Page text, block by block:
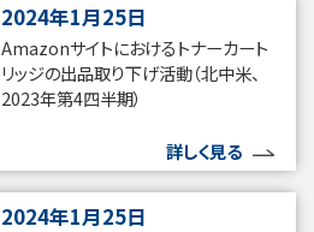
2024年1月25日
Amazonサイトにおけるトナーカート
リッジの出品取り下げ活動（北中米、
2023年第4四半期）
詳しく見る
2024年1月25日